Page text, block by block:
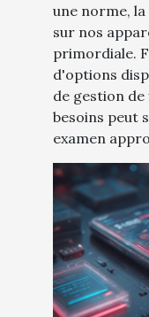
une norme,
sur nos
primordiale.
d'options
de gestion de
besoins peut
examen